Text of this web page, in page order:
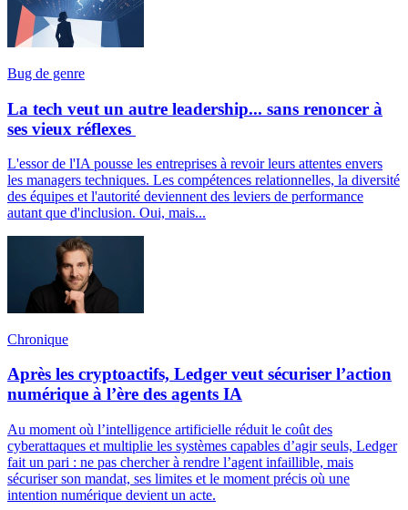
Bug de genre
La tech veut un autre leadership... sans renoncer à
ses vieux réflexes
L'essor de l'IA pousse les entreprises à revoir leurs attentes envers
les managers techniques. Les compétences relationnelles, la diversité
des équipes et l'autorité deviennent des leviers de performance
autant que d'inclusion. Oui, mais...
Chronique
Après les cryptoactifs, Ledger veut sécuriser l’action
numérique à l’ère des agents IA
Au moment où l’intelligence artificielle réduit le coût des
cyberattaques et multiplie les systèmes capables d’agir seuls, Ledger
fait un pari : ne pas chercher à rendre l’agent infaillible, mais
sécuriser son mandat, ses limites et le moment précis où une
intention numérique devient un acte.